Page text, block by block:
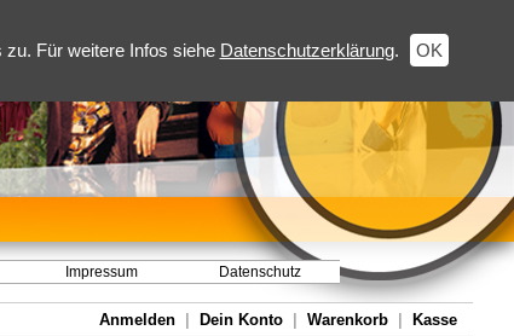
Für weitere Infos siehe Datenschutzerklärung. OK
Impressum Datenschutz
Anmelden Dein Konto Warenkorb Kasse